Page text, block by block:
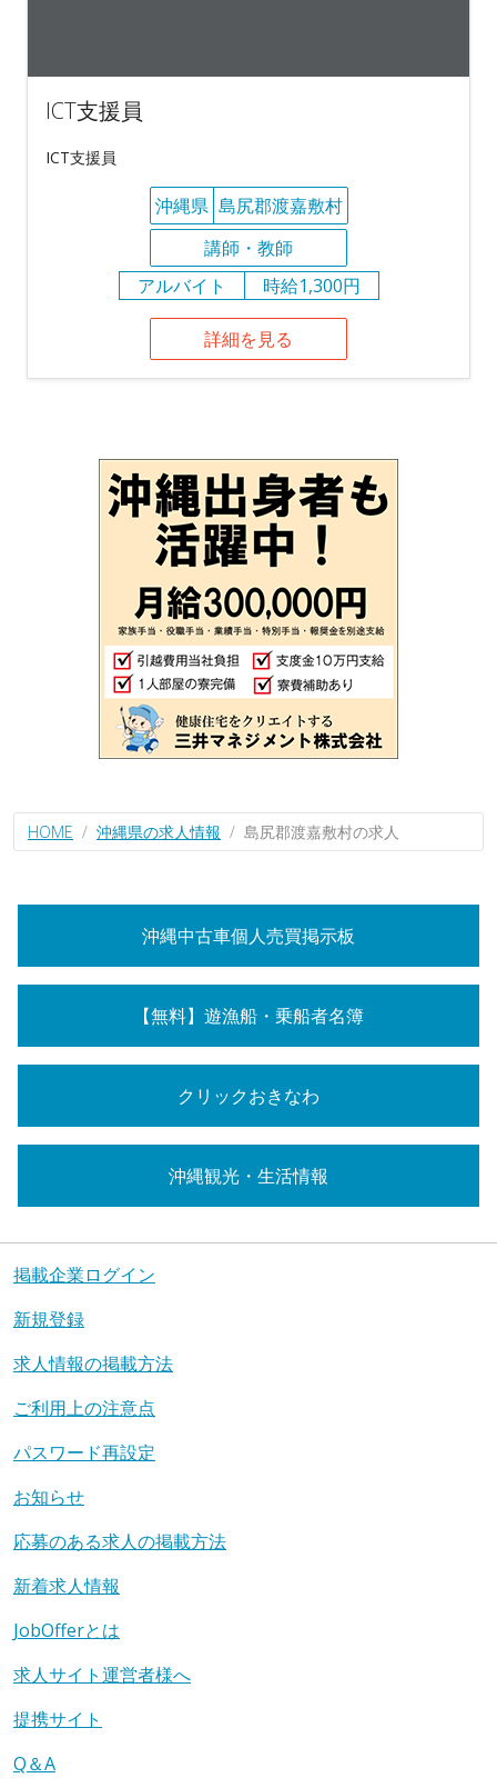
ICT支援員
ICT支援員
沖縄県 島尻郡渡嘉敷村
講師・教師
アルバイト
時給1,300円
詳細を見る
HOME 沖縄県の求人情報 島尻郡渡嘉敷村の求人
沖縄中古車個人売買掲示板
【無料】遊漁船・乗船者名簿
クリックおきなわ
沖縄観光・生活情報
掲載企業ログイン
新規登録
求人情報の掲載方法
ご利用上の注意点
パスワード再設定
お知らせ
応募のある求人の掲載方法
新着求人情報
JobOfferとは
求人サイト運営者様へ
提携サイト
Q＆A